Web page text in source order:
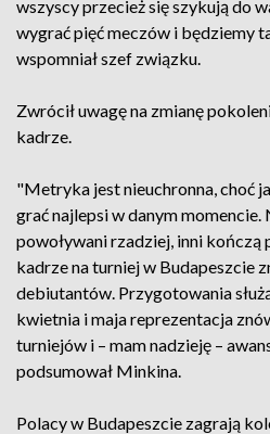
wszyscy przecież się szykują do
wygrać pięć meczów i będziemy
wspomniał szef związku.
Zwrócił uwagę na zmianę
kadrze.
"Metryka jest nieuchronna, choć
grać najlepsi w danym
powoływani rzadziej, inni
kadrze na turniej w Budapeszcie
debiutantów. Przygotowania
kwietnia i maja reprezentacja
turniejów i – mam nadzieję –
podsumował Minkina.
Polacy w Budapeszcie zagrają